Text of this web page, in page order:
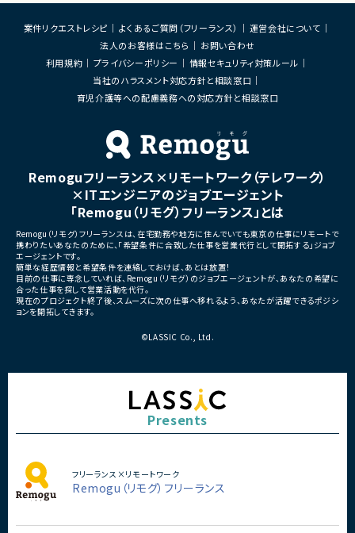
案件リクエストレシピ よくあるご質問（フリーランス）
運営会社について
法人のお客様はこちら
お問い合わせ
利用規約
プライバシーポリシー
情報セキュリティ対策ルール
当社のハラスメント対応方針と相談窓口
育児介護等への配慮義務への対応方針と相談窓口
Remoguフリーランス×リモートワーク（テレワーク）
×ITエンジニアのジョブエージェント
「Remogu（リモグ）フリーランス」とは
Remogu（リモグ）フリーランスは、在宅勤務や地方に住んでいても東京の仕事にリモートで
携わりたいあなたのために、「希望条件に合致した仕事を営業代行として開拓する」ジョブ
エージェントです。
簡単な経歴情報と希望条件を連絡しておけば、あとは放置！
目前の仕事に専念していれば、Remogu（リモグ）のジョブエージェントが、あなたの希望に
合った仕事を探して営業活動を代行。
現在のプロジェクト終了後、スムーズに次の仕事へ移れるよう、あなたが活躍できるポジシ
ョンを開拓してきます。
©LASSIC Co., Ltd.
Presents
フリーランス×リモートワーク
Remogu（リモグ）フリーランス